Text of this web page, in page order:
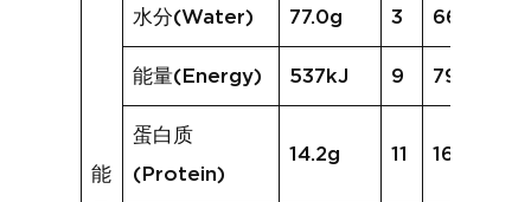
能
水分(Water) 77.0g 3 66.3g
能量(Energy) 537kJ 9 797kJ
蛋白质
(Protein)
14.2g 11 16.6g